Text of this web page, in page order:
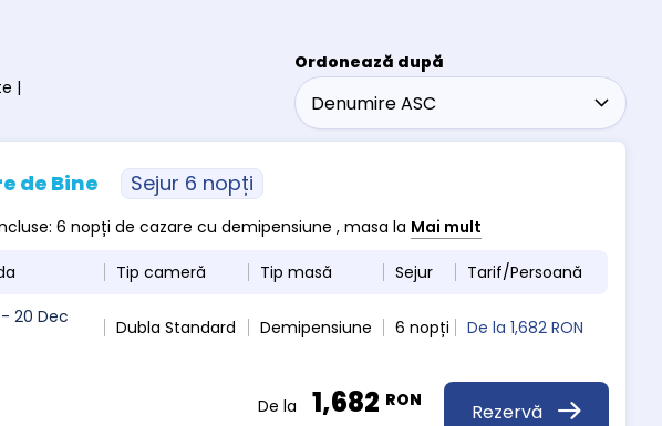
|
Ordonează după
de Bine Sejur 6 nopți
6 nopți de cazare cu demipensiune , masa la Mai mult
Tip cameră Tip masă Sejur
Tarif/Persoană
- 20 Dec
Dubla Standard Demipensiune 6 nopți De la1,682 RON
Rezervă
De la 1,682 RON